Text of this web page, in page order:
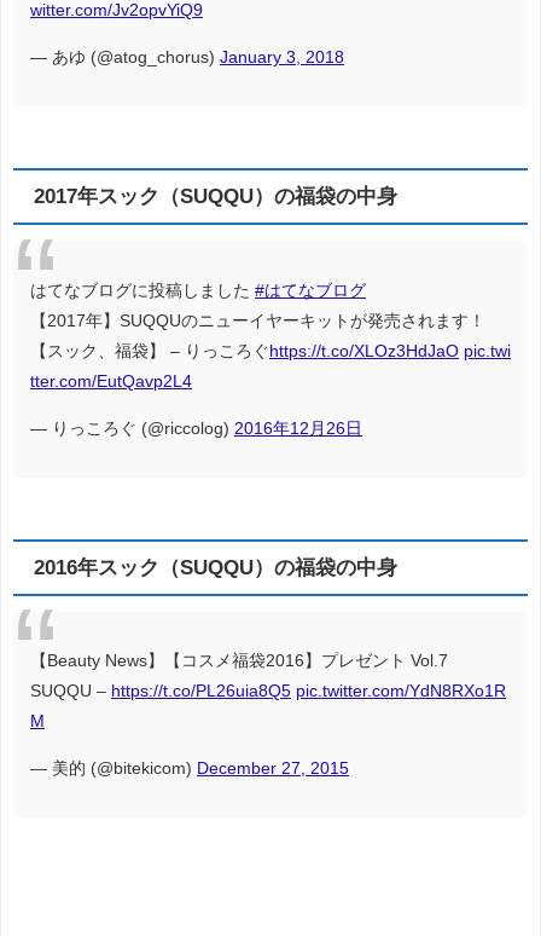
witter.com/Jv2opvYiQ9
— あゆ (@atog_chorus) January 3, 2018
2017年スック（SUQQU）の福袋の中身
はてなブログに投稿しました #はてなブログ
【2017年】SUQQUのニューイヤーキットが発売されます！
【スック、福袋】 – りっころぐhttps://t.co/XLOz3HdJaO pic.twi
tter.com/EutQavp2L4
— りっころぐ (@riccolog) 2016年12月26日
2016年スック（SUQQU）の福袋の中身
【Beauty News】【コスメ福袋2016】プレゼント Vol.7
SUQQU – https://t.co/PL26uia8Q5 pic.twitter.com/YdN8RXo1R
M
— 美的 (@bitekicom) December 27, 2015